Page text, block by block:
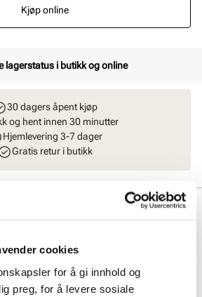
cookies
for å gi innhold og
preg, for å levere sosiale
Kjøp online
lagerstatus i butikk og online
30 dagers åpent kjøp
og hent innen 30 minutter
Hjemlevering 3-7 dager
Gratis retur i butikk
mykt premium skinn både i overdelen,
i front og gir et moderne uttrykk på en
5 cm. Dette er virkelig en tidløs